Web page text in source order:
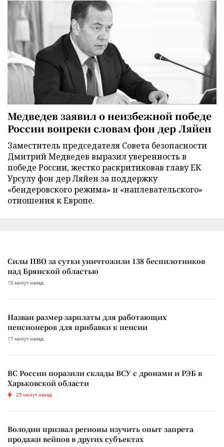
Медведев заявил о неизбежной победе
России вопреки словам фон дер Ляйен
Заместитель председателя Совета безопасности
Дмитрий Медведев выразил уверенность в
победе России, жестко раскритиковав главу ЕК
Урсулу фон дер Ляйен за поддержку
«бендеровского режима» и «наплевательского»
отношения к Европе.
Силы ПВО за сутки уничтожили 138 беспилотников
над Брянской областью
10 минут назад
Назван размер зарплаты для работающих
пенсионеров для прибавки к пенсии
17 минут назад
ВС России поразили склады ВСУ с дронами и РЭБ в
Харьковской области
25 минут назад
Володин призвал регионы изучить опыт запрета
продажи вейпов в других субъектах